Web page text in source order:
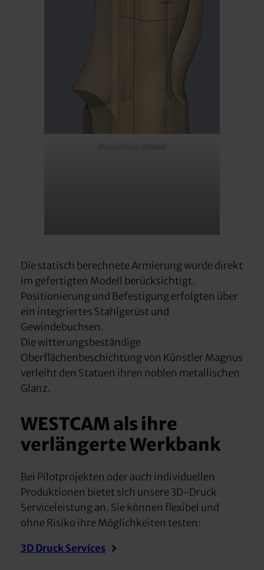
Produktion:
Die statisch berechnete Armierung wurde direkt
im gefertigten Modell berücksichtigt.
Positionierung und Befestigung erfolgten über
ein integriertes Stahlgerüst und
Gewindebuchsen.
Die witterungsbeständige
Oberflächenbeschichtung von Künstler Magnus
verleiht den Statuen ihren noblen metallischen
Glanz.
WESTCAM als ihre
verlängerte Werkbank
Bei Pilotprojekten oder auch individuellen
Produktionen bietet sich unsere 3D-Druck
Serviceleistung an. Sie können flexibel und
ohne Risiko ihre Möglichkeiten testen:
3D Druck Services